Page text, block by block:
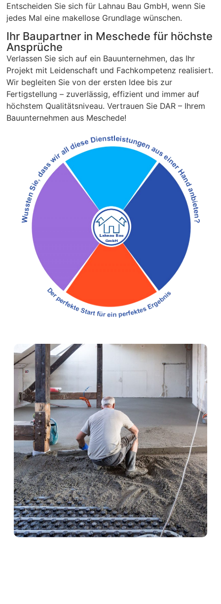
Entscheiden Sie sich für Lahnau Bau GmbH, wenn Sie
jedes Mal eine makellose Grundlage wünschen.
Ihr Baupartner in Meschede für höchste
Ansprüche
Verlassen Sie sich auf ein Bauunternehmen, das Ihr
Projekt mit Leidenschaft und Fachkompetenz realisiert.
Wir begleiten Sie von der ersten Idee bis zur
Fertigstellung – zuverlässig, effizient und immer auf
höchstem Qualitätsniveau. Vertrauen Sie DAR – Ihrem
Bauunternehmen aus Meschede!